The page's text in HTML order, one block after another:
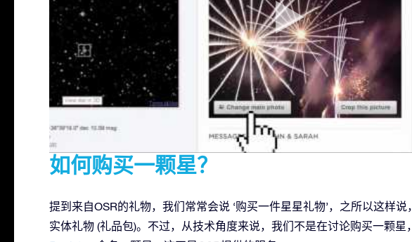
如何购买一颗星？
提到来自OSR的礼物，我们常常会说 ‘购买一件星星礼物’，之所以这样
实体礼物 (礼品包)。不过，从技术角度来说，我们不是在讨论购买一颗星